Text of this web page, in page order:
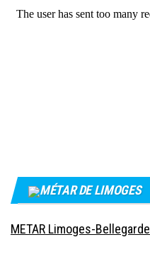
MÉTAR DE LIMOGES
METAR Limoges-Bellegarde